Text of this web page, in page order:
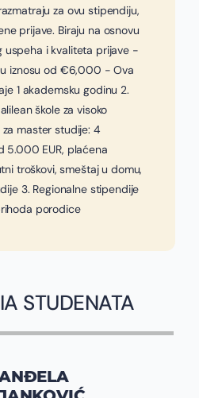
za ovu stipendiju,
prijave. Biraju na osnovu
uspeha i kvaliteta prijave -
iznosu od €6,000 - Ova
1 akademsku godinu 2.
škole za visoko
master studije: 4
5.000 EUR, plaćena
troškovi, smeštaj u domu,
3. Regionalne stipendije
porodice
STUDENATA